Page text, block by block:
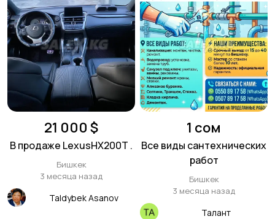
21 000 $
В продаже LexusНХ200Т .
Бишкек
3 месяца назад
Taldybek Asanov
1 сом
Все виды сантехнических
работ
Бишкек
3 месяца назад
Талант